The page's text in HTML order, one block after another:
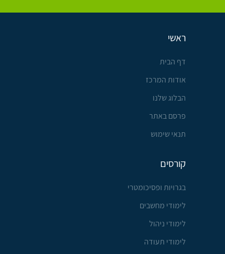
ראשי
דף הבית
אודות המרכז
הבלוג שלנו
פרסם באתר
תנאי שימוש
קורסים
בגרויות ופסיכומטרי
לימודי מחשבים
לימודי ניהול
לימודי תעודה